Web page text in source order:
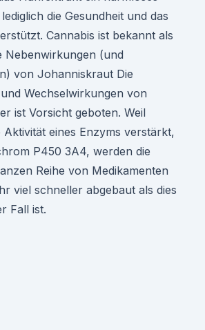
die Gesundheit und das
Cannabis ist bekannt als
Nebenwirkungen (und
von Johanniskraut Die
Wechselwirkungen von
ist Vorsicht geboten. Weil
eines Enzyms verstärkt,
P450 3A4, werden die
Reihe von Medikamenten
viel schneller abgebaut als dies
Fall ist.